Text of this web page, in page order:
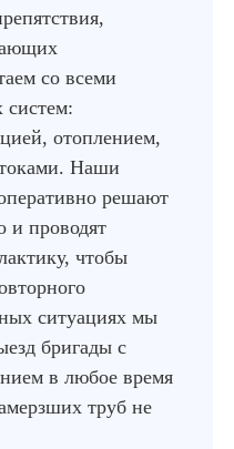
со всеми
систем:
отоплением,
Наши
решают
и проводят
чтобы
ситуациях мы
бригады с
в любое время
труб не